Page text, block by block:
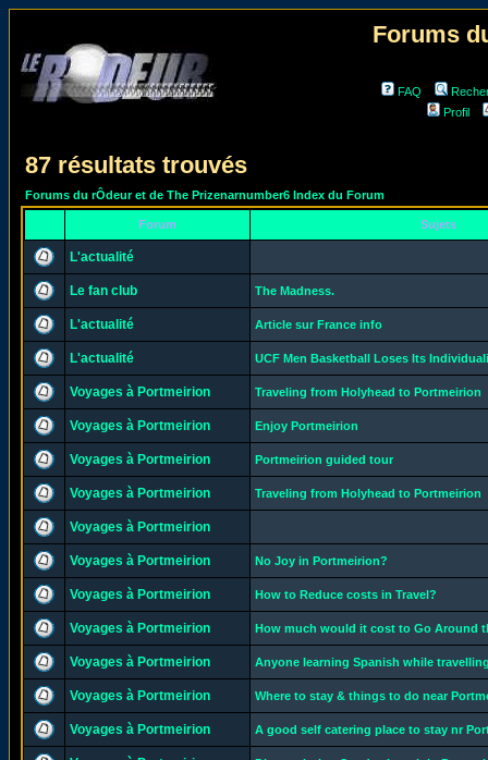
Forums
FAQ
Profil
87 résultats trouvés
Forums du rÔdeur et de The Prizenarnumber6 Index du Forum
Forum Sujets
L'actualité
Le fan club The Madness.
L'actualité Article sur France info
L'actualité UCF Men Basketball Loses Its
Voyages à Portmeirion Traveling from Holyhead to Portmeirion
Voyages à Portmeirion Enjoy Portmeirion
Voyages à Portmeirion Portmeirion guided tour
Voyages à Portmeirion Traveling from Holyhead to Portmeirion
Voyages à Portmeirion
Voyages à Portmeirion No Joy in Portmeirion?
Voyages à Portmeirion How to Reduce costs in Travel?
Voyages à Portmeirion How much would it cost to Go Around
Voyages à Portmeirion Anyone learning Spanish while
Voyages à Portmeirion Where to stay & things to do near
Voyages à Portmeirion A good self catering place to stay nr